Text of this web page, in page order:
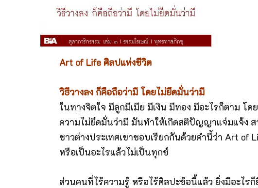
Art of Life ศิลปแห่งชีวิต
วิธีวางลง ก็คือถือว่ามี โดยไม่ยึดมั่นว่ามี
ในทางจิตใจ มีลูกมีเมีย มีเงิน มีทอง มีอะไรก็ตาม
ความไม่ยึดมั่นว่ามี มันทำให้เกิดสติปัญญาแจ่มแจ้ง
ชาวต่างประเทศเขาชอบเรียกกันด้วยคำนี้ว่า Art
หรือเป็นอะไรแล้วไม่เป็นทุกข์
ส่วนคนที่ไร้ความรู้ หรือไร้ศิลปะข้อนี้แล้ว ยิ่งมีอะไร